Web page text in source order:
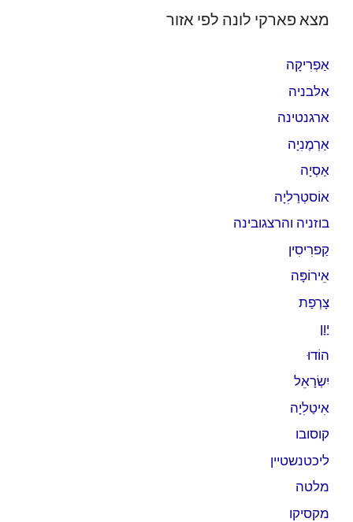
מצא פארקי לונה לפי אזור
אַפְרִיקָה
אלבניה
ארגנטינה
אַרְמֶנִיָה
אַסְיָה
אוֹסטְרַלִיָה
בוזניה והרצגובינה
קַפרִיסִין
אֵירוֹפָּה
צָרְפַת
יָוָן
הוֹדוּ
יִשְׂרָאֵל
אִיטַלִיָה
קוסובו
ליכטנשטיין
מלטה
מקסיקו